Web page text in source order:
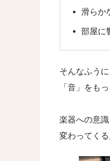
滑らか
部屋に
そんなふうに
「音」をも
楽器への意識
変わってくる